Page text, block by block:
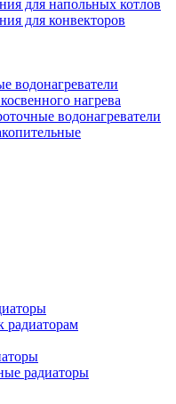
для напольных котлов
для конвекторов
водонагреватели
нагрева
водонагреватели
радиаторы